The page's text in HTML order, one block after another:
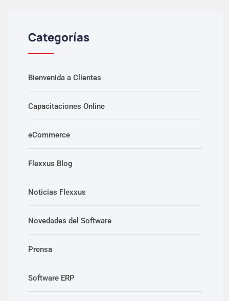
Categorías
Bienvenida a Clientes
Capacitaciones Online
eCommerce
Flexxus Blog
Noticias Flexxus
Novedades del Software
Prensa
Software ERP